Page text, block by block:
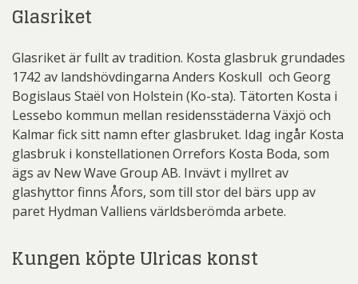
Glasriket
Glasriket är fullt av tradition. Kosta glasbruk grundades
1742 av landshövdingarna Anders Koskull och Georg
Bogislaus Staël von Holstein (Ko-sta). Tätorten Kosta i
Lessebo kommun mellan residensstäderna Växjö och
Kalmar fick sitt namn efter glasbruket. Idag ingår Kosta
glasbruk i konstellationen Orrefors Kosta Boda, som
ägs av New Wave Group AB. Invävt i myllret av
glashyttor finns Åfors, som till stor del bärs upp av
paret Hydman Valliens världsberömda arbete.
Kungen köpte Ulricas konst